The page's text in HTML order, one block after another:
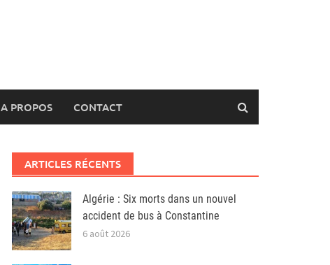
A PROPOS CONTACT
ARTICLES RÉCENTS
Algérie : Six morts dans un nouvel
accident de bus à Constantine
6 août 2026